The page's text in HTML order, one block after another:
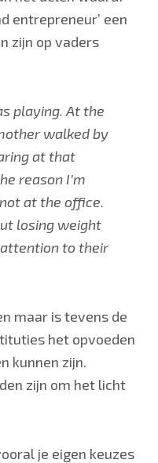
entrepreneur’ een
zijn op vaders
playing. At the
walked by
at that
reason I’m
at the office.
losing weight
attention to their
maar is tevens de
het opvoeden
kunnen zijn.
zijn om het licht
je eigen keuzes